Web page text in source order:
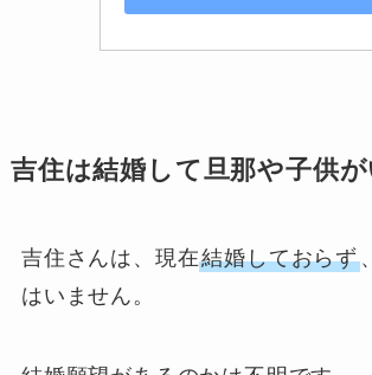
吉住は結婚して旦那や子供が
吉住さんは、現在結婚しておらず
はいません。